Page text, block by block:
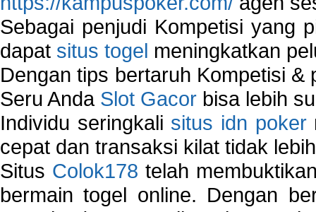
Sebagai penjudi Kompetisi yang
dapat situs togel meningkatkan
Dengan tips bertaruh Kompetisi
Seru Anda Slot Gacor bisa lebih
Individu seringkali situs idn poker
cepat dan transaksi kilat tidak
Situs Colok178 telah
bermain togel online. Dengan